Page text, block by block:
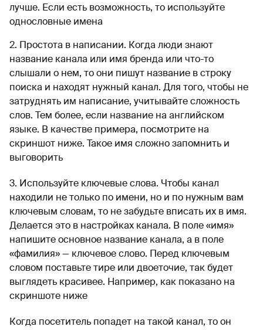
лучше. Если есть возможность, то используйте
однословные имена
2. Простота в написании. Когда люди знают
название канала или имя бренда или что-то
слышали о нем, то они пишут название в строку
поиска и находят нужный канал. Для того, чтобы не
затруднять им написание, учитывайте сложность
слов. Тем более, если название на английском
языке. В качестве примера, посмотрите на
скриншот ниже. Такое имя сложно запомнить и
выговорить
3. Используйте ключевые слова. Чтобы канал
находили не только по имени, но и по нужным вам
ключевым словам, то не забудьте вписать их в имя.
Делается это в настройках канала. В поле «имя»
напишите основное название канала, а в поле
«фамилия» — ключевое слово. Перед ключевым
словом поставьте тире или двоеточие, так будет
выглядеть красивее. Например, как показано на
скриншоте ниже
Когда посетитель попадет на такой канал, то он